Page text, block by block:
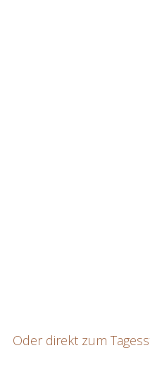
Oder direkt zum